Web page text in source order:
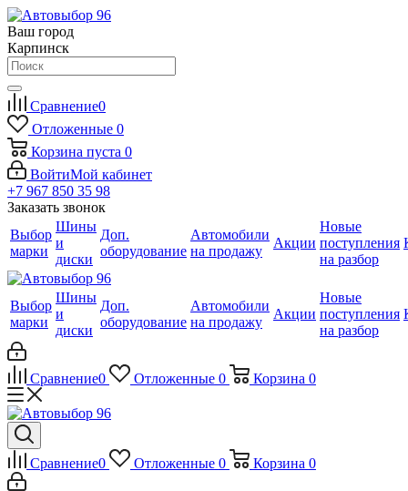
Ваш город
Карпинск
Сравнение0
Отложенные 0
Корзина пуста 0
ВойтиМой кабинет
+7 967 850 35 98
Заказать звонок
Выбор
марки
Шины
и
диски
Доп.
оборудование
Автомобили
на продажу
Акции
Новые
поступления
на разбор
Выбор
марки
Шины
и
диски
Доп.
оборудование
Автомобили
на продажу
Акции
Новые
поступления
на разбор
Сравнение0 Отложенные 0 Корзина 0
Сравнение0 Отложенные 0 Корзина 0